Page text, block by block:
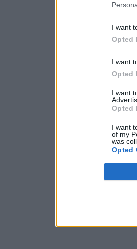
I want
Opted
I want
Opted
I want
Opted
I want
of my
was
Opted
Guardiãs do Castelo
23 de novembro
Fonte/Foto: CM Feira